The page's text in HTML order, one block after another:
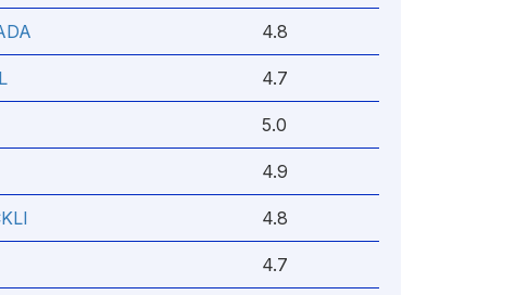
4.8
4.7
5.0
4.9
4.8
4.7